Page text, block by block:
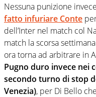
Nessuna punizione
fatto infuriare Conte
dell’Inter nel match col
match la scorsa
ora torna ad arbitrare in
Pugno duro invece nei
secondo turno di stop
Venezia), per Di Bello